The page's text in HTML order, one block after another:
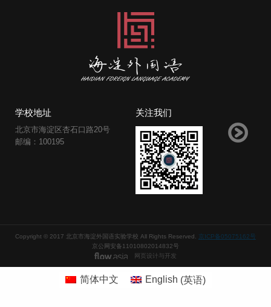
学校地址
北京市海淀区杏石口路20号
邮编：100195
关注我们
Copyright © 2017 北京市海淀外国语实验学校 All Rights Reserved. 京ICP备05075162号
京公网安备11010802014832号
网页设计与开发
简体中文 English (英语)